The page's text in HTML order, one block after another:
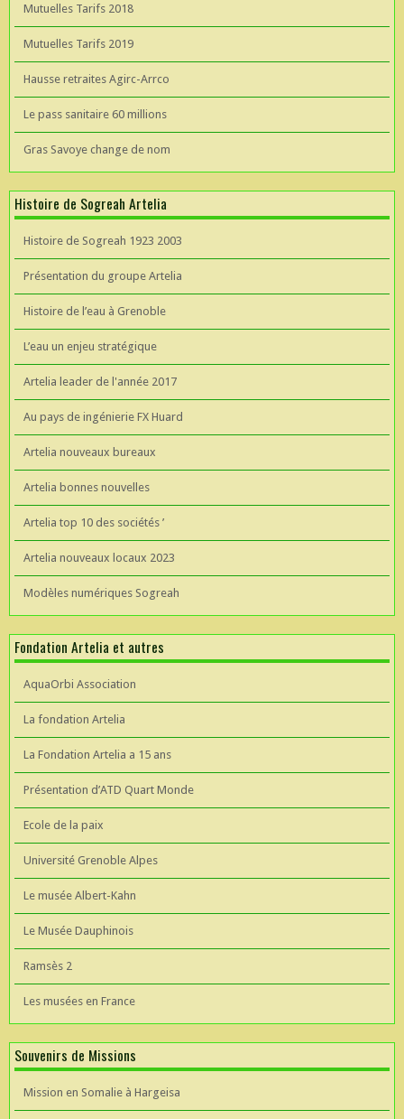
Mutuelles Tarifs 2018
Mutuelles Tarifs 2019
Hausse retraites Agirc-Arrco
Le pass sanitaire 60 millions
Gras Savoye change de nom
Histoire de Sogreah Artelia
Histoire de Sogreah 1923 2003
Présentation du groupe Artelia
Histoire de l’eau à Grenoble
L’eau un enjeu stratégique
Artelia leader de l'année 2017
Au pays de ingénierie FX Huard
Artelia nouveaux bureaux
Artelia bonnes nouvelles
Artelia top 10 des sociétés ’
Artelia nouveaux locaux 2023
Modèles numériques Sogreah
Fondation Artelia et autres
AquaOrbi Association
La fondation Artelia
La Fondation Artelia a 15 ans
Présentation d’ATD Quart Monde
Ecole de la paix
Université Grenoble Alpes
Le musée Albert-Kahn
Le Musée Dauphinois
Ramsès 2
Les musées en France
Souvenirs de Missions
Mission en Somalie à Hargeisa